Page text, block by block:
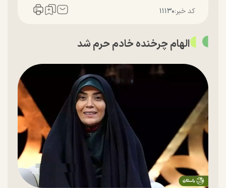
کد خبر:۱۱۱۳۰
الهام چرخنده خادم حرم شد